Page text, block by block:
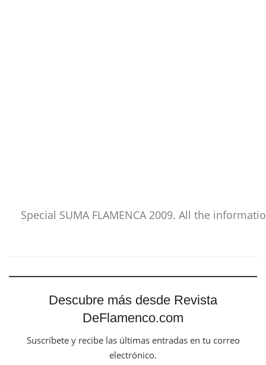
Special SUMA FLAMENCA 2009. All the
Descubre más desde Revista
DeFlamenco.com
Suscríbete y recibe las últimas entradas en tu correo
electrónico.